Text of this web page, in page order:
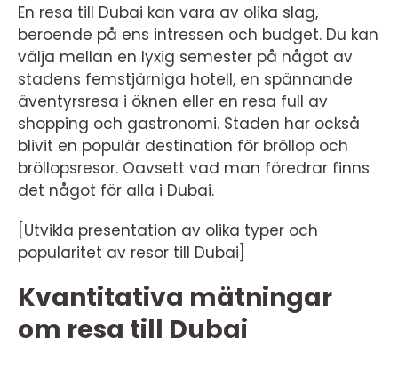
En resa till Dubai kan vara av olika slag,
beroende på ens intressen och budget. Du kan
välja mellan en lyxig semester på något av
stadens femstjärniga hotell, en spännande
äventyrsresa i öknen eller en resa full av
shopping och gastronomi. Staden har också
blivit en populär destination för bröllop och
bröllopsresor. Oavsett vad man föredrar finns
det något för alla i Dubai.
[Utvikla presentation av olika typer och
popularitet av resor till Dubai]
Kvantitativa mätningar
om resa till Dubai